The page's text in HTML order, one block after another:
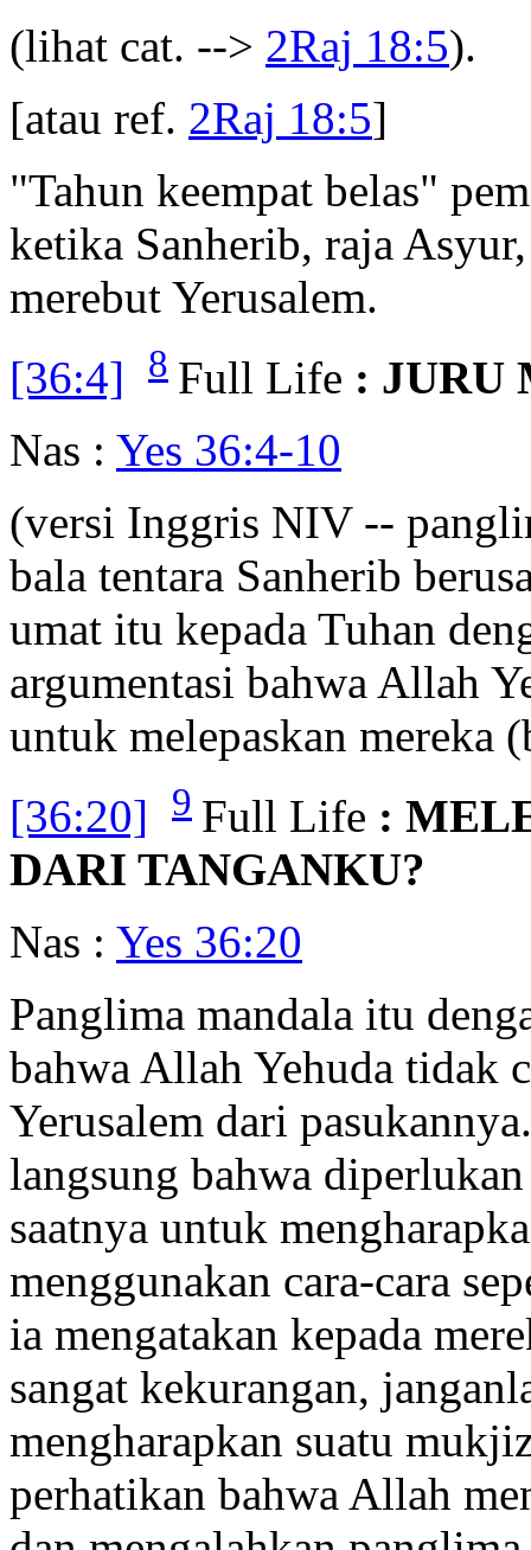
(lihat cat. --> 2Raj 18:5).
[atau ref. 2Raj 18:5]
"Tahun keempat belas"
ketika Sanherib, raja
merebut Yerusalem.
[36:4]
8 Full Life : JURU
Nas : Yes 36:4-10
(versi Inggris NIV --
bala tentara Sanherib
umat itu kepada Tuhan
argumentasi bahwa Allah
untuk melepaskan mereka
[36:20]
9 Full Life :
DARI TANGANKU?
Nas : Yes 36:20
Panglima mandala itu
bahwa Allah Yehuda tidak
Yerusalem dari
langsung bahwa
saatnya untuk
menggunakan cara-cara
ia mengatakan kepada
sangat kekurangan,
mengharapkan suatu
perhatikan bahwa Allah